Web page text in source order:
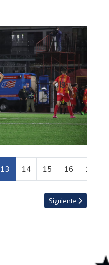
13 14 15 16 17
ciudad submarina construida
Artículo siguiente:
Siguiente